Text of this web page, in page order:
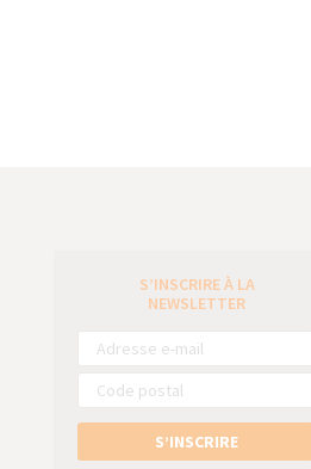
S’INSCRIRE À LA
NEWSLETTER
S’INSCRIRE